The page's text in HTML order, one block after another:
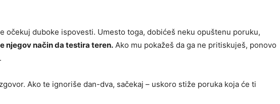
očekuj duboke ispovesti. Umesto toga, dobićeš neku opuštenu poruku,
njegov način da testira teren. Ako mu pokažeš da ga ne pritiskuješ, ponovo
Ako te ignoriše dan-dva, sačekaj – uskoro stiže poruka koja će ti